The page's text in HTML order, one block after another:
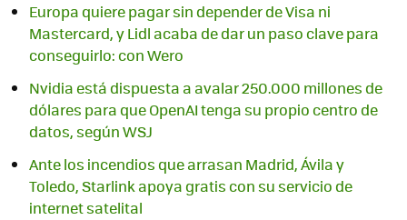
Europa quiere pagar sin depender de Visa ni
Mastercard, y Lidl acaba de dar un paso clave para
conseguirlo: con Wero
Nvidia está dispuesta a avalar 250.000 millones de
dólares para que OpenAI tenga su propio centro de
datos, según WSJ
Ante los incendios que arrasan Madrid, Ávila y
Toledo, Starlink apoya gratis con su servicio de
internet satelital